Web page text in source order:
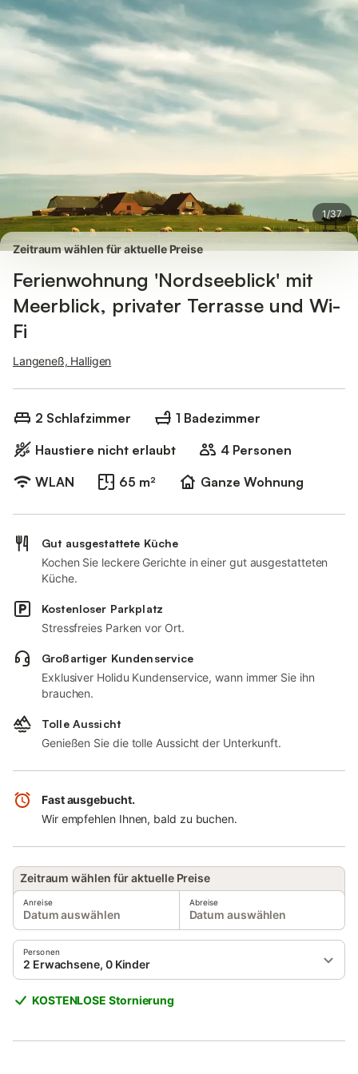
1/37
Bilder Ausstattung
Zeitraum wählen für aktuelle Preise
Ferienwohnung 'Nordseeblick' mit
Meerblick, privater Terrasse und Wi-
Fi
Langeneß, Halligen
2 Schlafzimmer
1 Badezimmer
Haustiere nicht erlaubt
4 Personen
WLAN
65 m² Ganze Wohnung
Gut ausgestattete Küche
Kochen Sie leckere Gerichte in einer gut ausgestatteten
Küche.
Kostenloser Parkplatz
Stressfreies Parken vor Ort.
Großartiger Kundenservice
Exklusiver Holidu Kundenservice, wann immer Sie ihn
brauchen.
Tolle Aussicht
Genießen Sie die tolle Aussicht der Unterkunft.
Fast ausgebucht.
Wir empfehlen Ihnen, bald zu buchen.
Zeitraum wählen für aktuelle Preise
Anreise
Datum auswählen
Abreise
Datum auswählen
Personen
2 Erwachsene, 0 Kinder
KOSTENLOSE Stornierung